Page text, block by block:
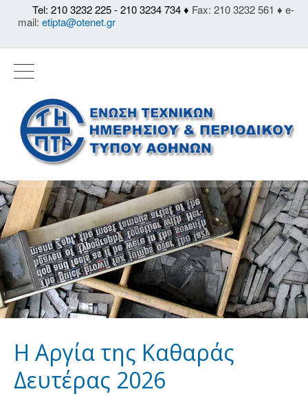
Tel: 210 3232 225 - 210 3234 734 ♦ Fax: 210 3232 561 ♦ e-
mail: etipta@otenet.gr
Η Aργία της Καθαράς
Δευτέρας 2026